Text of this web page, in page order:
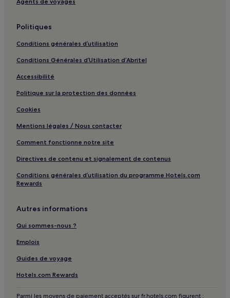
Politiques
Conditions générales d’utilisation
Conditions Générales d’Utilisation d’Abritel
Accessibilité
Politique sur la protection des données
Cookies
Mentions légales / Nous contacter
Comment fonctionne notre site
Directives de contenu et signalement de contenus
Conditions générales d’utilisation du programme Hotels.com
Rewards
Autres informations
Qui sommes-nous ?
Emplois
Guides de voyage
Hotels.com Rewards
Parmi les moyens de paiement acceptés sur fr.hotels.com figurent :